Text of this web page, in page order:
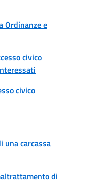
Ordinanze e
civico
civico
una carcassa
di